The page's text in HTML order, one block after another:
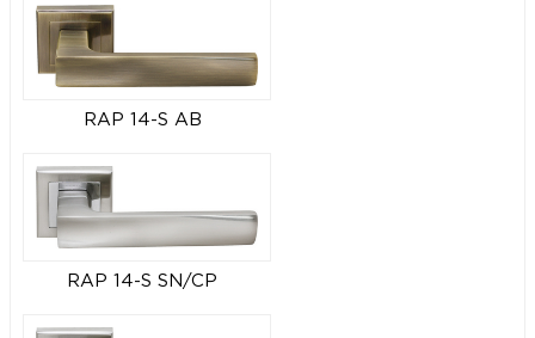
RAP 14-S AB
RAP 14-S SN/CP